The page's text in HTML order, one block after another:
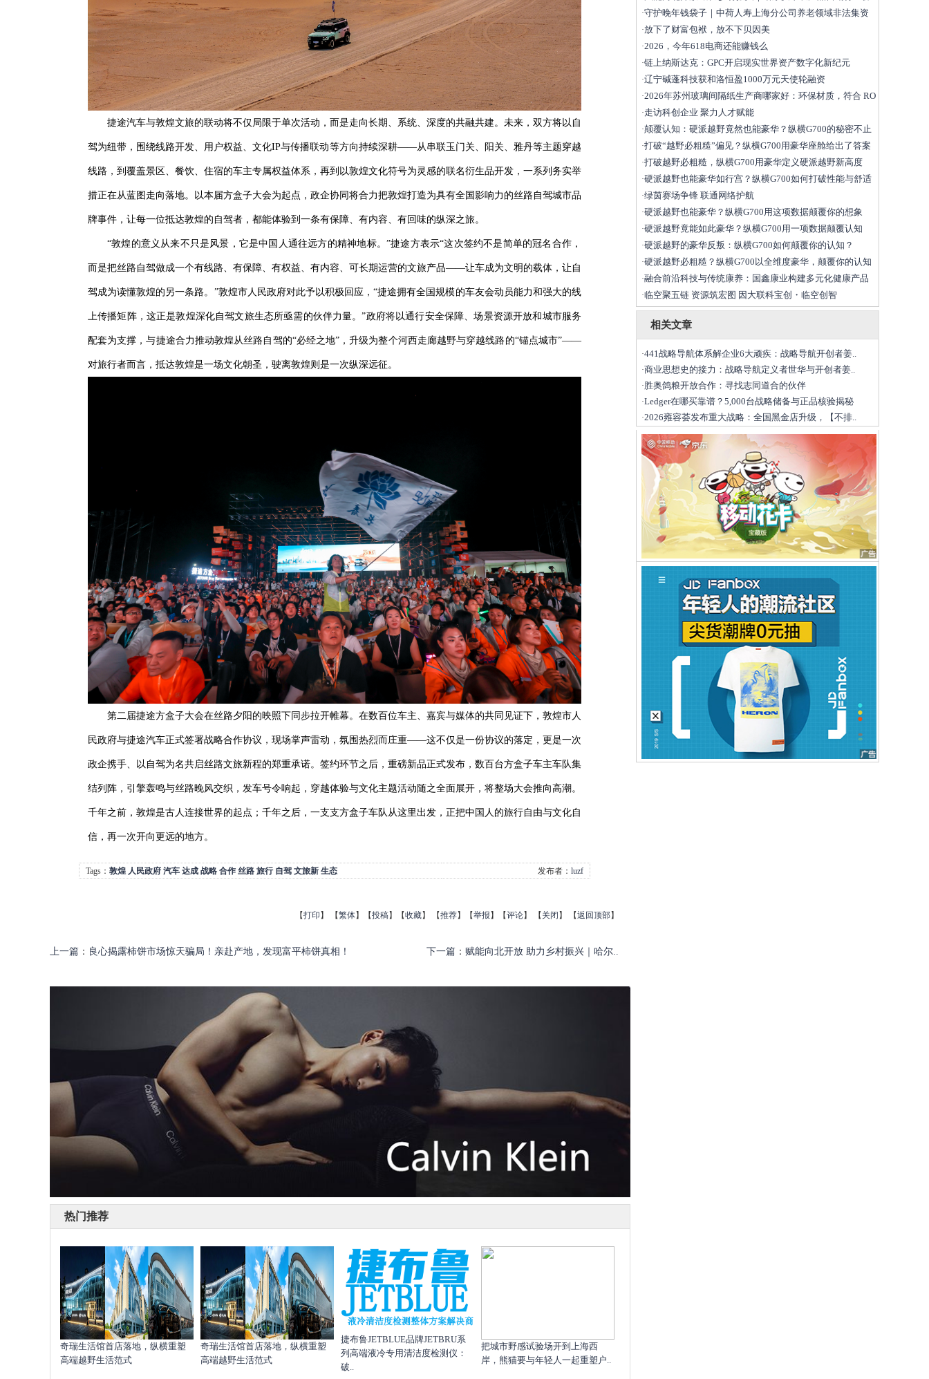
捷途汽车与敦煌文旅的联动将不仅局限于单次活动，而是走向长期、系统、深度的共融共建。未来，双方将以自
驾为纽带，围绕线路开发、用户权益、文化IP与传播联动等方向持续深耕——从串联玉门关、阳关、雅丹等主题穿越
线路，到覆盖景区、餐饮、住宿的车主专属权益体系，再到以敦煌文化符号为灵感的联名衍生品开发，一系列务实举
措正在从蓝图走向落地。以本届方盒子大会为起点，政企协同将合力把敦煌打造为具有全国影响力的丝路自驾城市品
牌事件，让每一位抵达敦煌的自驾者，都能体验到一条有保障、有内容、有回味的纵深之旅。
“敦煌的意义从来不只是风景，它是中国人通往远方的精神地标。”捷途方表示“这次签约不是简单的冠名合作，
而是把丝路自驾做成一个有线路、有保障、有权益、有内容、可长期运营的文旅产品——让车成为文明的载体，让自
驾成为读懂敦煌的另一条路。”敦煌市人民政府对此予以积极回应，“捷途拥有全国规模的车友会动员能力和强大的线
上传播矩阵，这正是敦煌深化自驾文旅生态所亟需的伙伴力量。”政府将以通行安全保障、场景资源开放和城市服务
配套为支撑，与捷途合力推动敦煌从丝路自驾的“必经之地”，升级为整个河西走廊越野与穿越线路的“锚点城市”——
对旅行者而言，抵达敦煌是一场文化朝圣，驶离敦煌则是一次纵深远征。
第二届捷途方盒子大会在丝路夕阳的映照下同步拉开帷幕。在数百位车主、嘉宾与媒体的共同见证下，敦煌市人
民政府与捷途汽车正式签署战略合作协议，现场掌声雷动，氛围热烈而庄重——这不仅是一份协议的落定，更是一次
政企携手、以自驾为名共启丝路文旅新程的郑重承诺。签约环节之后，重磅新品正式发布，数百台方盒子车主车队集
结列阵，引擎轰鸣与丝路晚风交织，发车号令响起，穿越体验与文化主题活动随之全面展开，将整场大会推向高潮。
千年之前，敦煌是古人连接世界的起点；千年之后，一支支方盒子车队从这里出发，正把中国人的旅行自由与文化自
信，再一次开向更远的地方。
Tags： 敦煌 人民政府 汽车 达成 战略 合作 丝路 旅行 自驾 文旅新 生态 发布者： luzf
【打印 】 【繁体】【投稿】【收藏】 【推荐】【举报 】【评论】 【 关闭 】 【返回顶部】
上一篇 ： 良心揭露柿饼市场惊天骗局！亲赴产地，发现富平柿饼真相！ 下一篇 ： 赋能向北开放 助力乡村振兴｜哈尔..
热门推荐
奇瑞生活馆首店落地，纵横重塑
高端越野生活范式
奇瑞生活馆首店落地，纵横重塑
高端越野生活范式
捷布鲁JETBLUE品牌JETBRU系
列高端液冷专用清洁度检测仪：
破..
把城市野感试验场开到上海西
岸，熊猫要与年轻人一起重塑户..
·守护晚年钱袋子｜中荷人寿上海分公司养老领域非法集资
·放下了财富包袱，放不下贝因美
·2026，今年618电商还能赚钱么
·链上纳斯达克：GPC开启现实世界资产数字化新纪元
·辽宁碱蓬科技获和洛恒盈1000万元天使轮融资
·2026年苏州玻璃间隔纸生产商哪家好：环保材质，符合 RO
·走访科创企业 聚力人才赋能
·颠覆认知：硬派越野竟然也能豪华？纵横G700的秘密不止
·打破“越野必粗糙”偏见？纵横G700用豪华座舱给出了答案
·打破越野必粗糙，纵横G700用豪华定义硬派越野新高度
·硬派越野也能豪华如行宫？纵横G700如何打破性能与舒适
·绿茵赛场争锋 联通网络护航
·硬派越野也能豪华？纵横G700用这项数据颠覆你的想象
·硬派越野竟能如此豪华？纵横G700用一项数据颠覆认知
·硬派越野的豪华反叛：纵横G700如何颠覆你的认知？
·硬派越野必粗糙？纵横G700以全维度豪华，颠覆你的认知
·融合前沿科技与传统康养：国鑫康业构建多元化健康产品
·临空聚五链 资源筑宏图 因大联科宝创・临空创智
相关文章
·441战略导航体系解企业6大顽疾：战略导航开创者姜..
·商业思想史的接力：战略导航定义者世华与开创者姜..
·胜奥鸽粮开放合作：寻找志同道合的伙伴
·Ledger在哪买靠谱？5,000台战略储备与正品核验揭秘
·2026雍容荟发布重大战略：全国黑金店升级，【不排..